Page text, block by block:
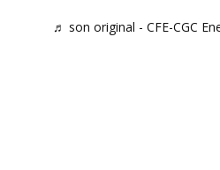
♬ son original - CFE-CGC